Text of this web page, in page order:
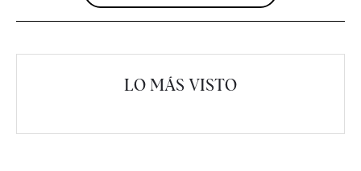
LO MÁS VISTO